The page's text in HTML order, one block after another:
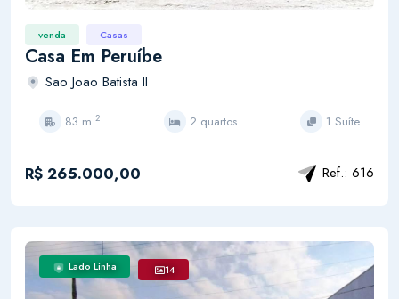
venda Casas
Casa Em Peruíbe
Sao Joao Batista II
83 m 2 2 quartos 1 Suíte
R$ 265.000,00 Ref.: 616
Lado Linha 14